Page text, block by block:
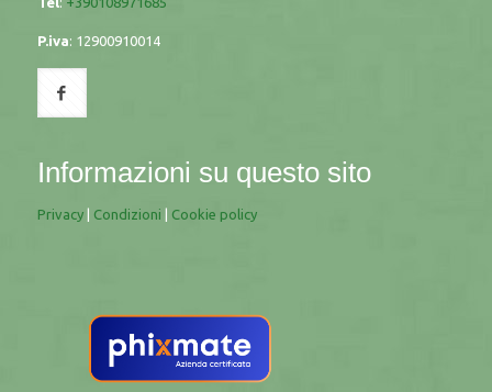
P.iva: 12900910014
Informazioni su questo sito
Privacy| Condizioni Cookie policy